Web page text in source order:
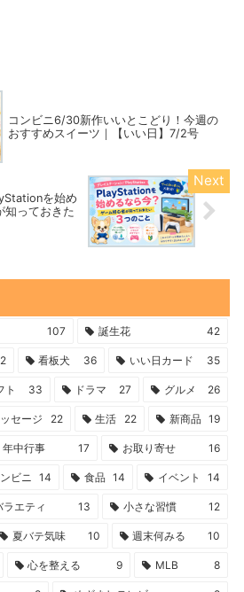
コンビニ6/30新作いいとこどり！今週の
おすすめスイーツ｜【いい日】7/2号
を始め
知っておきた
107 誕生花 42
看板犬 36 いい日カード 35
ト 33 ドラマ 27 グルメ 26
セージ 22 生活 22 新商品 19
年中行事 17 お取り寄せ 16
ビニ 14 食品 14 イベント 14
ラエティ 13 小さな習慣 12
夏バテ気味 10 週末何みる 10
心を整える 9 MLB 8